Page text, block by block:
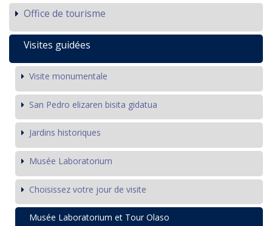
Office de tourisme
Visites guidées
Visite monumentale
San Pedro elizaren bisita gidatua
Jardins historiques
Musée Laboratorium
Choisissez votre jour de visite
Musée Laboratorium et Tour Olaso